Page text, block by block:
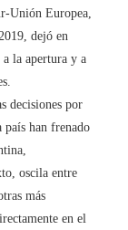
Unión Europea,
dejó en
a la apertura y a
decisiones por
país han frenado
oscila entre
más
en el